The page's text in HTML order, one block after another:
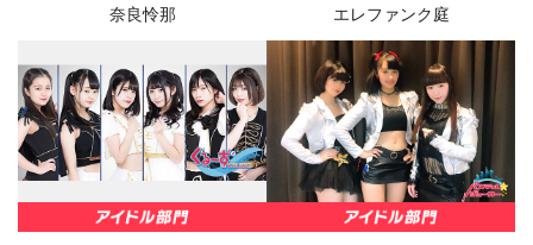
奈良怜那 エレファンク庭